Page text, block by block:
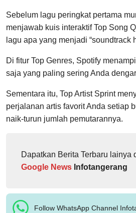
Sebelum lagu peringkat pertama
menjawab kuis interaktif Top Song
lagu apa yang menjadi “soundtrack
Di fitur Top Genres, Spotify
saja yang paling sering Anda
Sementara itu, Top Artist Sprint
perjalanan artis favorit Anda setiap
naik-turun jumlah pemutarannya.
Dapatkan Berita Terbaru lainya
Google News Infotangerang
Follow WhatsApp Channel